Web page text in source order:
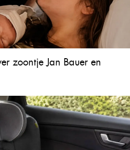
zoontje Jan Bauer en